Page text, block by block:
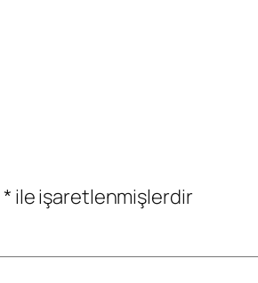
* ile işaretlenmişlerdir